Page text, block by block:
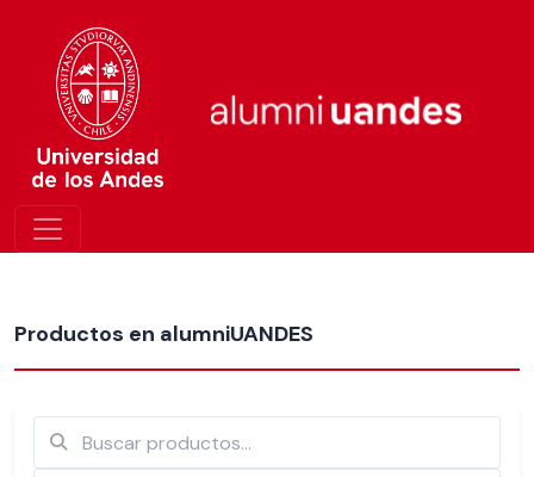
Productos en alumniUANDES